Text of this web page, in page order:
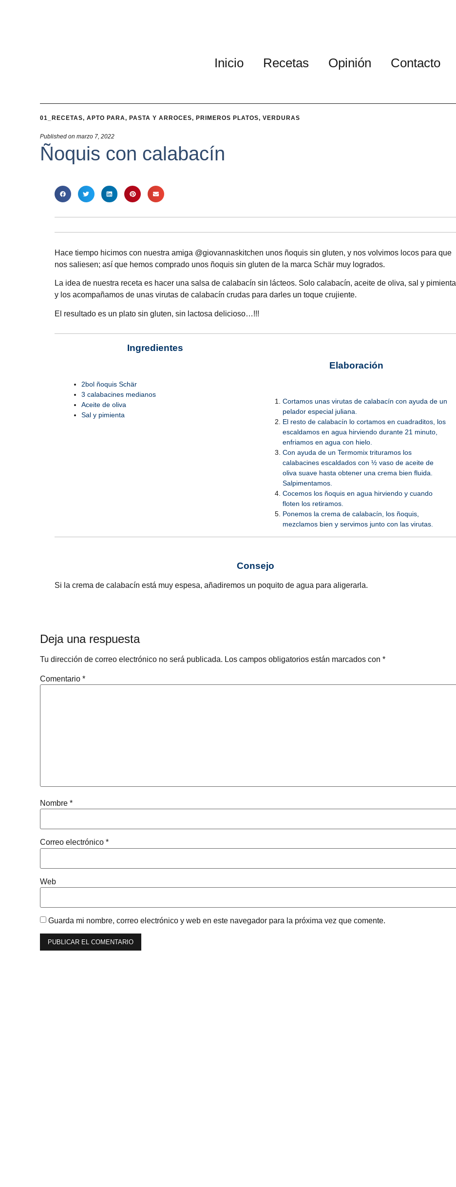
Inicio Recetas Opinión Contacto
01_RECETAS, APTO PARA, PASTA Y ARROCES, PRIMEROS PLATOS, VERDURAS
Published on marzo 7, 2022
Ñoquis con calabacín
Hace tiempo hicimos con nuestra amiga @giovannaskitchen unos ñoquis sin gluten, y nos volvimos locos para que
nos saliesen; así que hemos comprado unos ñoquis sin gluten de la marca Schär muy logrados.
La idea de nuestra receta es hacer una salsa de calabacín sin lácteos. Solo calabacín, aceite de oliva, sal y pimienta
y los acompañamos de unas virutas de calabacín crudas para darles un toque crujiente.
El resultado es un plato sin gluten, sin lactosa delicioso…!!!
Ingredientes
2bol ñoquis Schär
3 calabacines medianos
Aceite de oliva
Sal y pimienta
Elaboración
Cortamos unas virutas de calabacín con ayuda de un
pelador especial juliana.
El resto de calabacín lo cortamos en cuadraditos, los
escaldamos en agua hirviendo durante 21 minuto,
enfriamos en agua con hielo.
Con ayuda de un Termomix trituramos los
calabacines escaldados con ½ vaso de aceite de
oliva suave hasta obtener una crema bien fluida.
Salpimentamos.
Cocemos los ñoquis en agua hirviendo y cuando
floten los retiramos.
Ponemos la crema de calabacín, los ñoquis,
mezclamos bien y servimos junto con las virutas.
Consejo
Si la crema de calabacín está muy espesa, añadiremos un poquito de agua para aligerarla.
Deja una respuesta
Tu dirección de correo electrónico no será publicada. Los campos obligatorios están marcados con *
Comentario *
Nombre *
Correo electrónico *
Web
Guarda mi nombre, correo electrónico y web en este navegador para la próxima vez que comente.